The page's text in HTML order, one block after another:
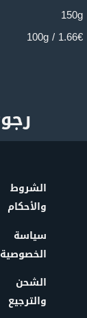
150g
1.66€ / 100g
الشروط
والأحكام
سياسة
الخصوصية
الشحن
والترجيع